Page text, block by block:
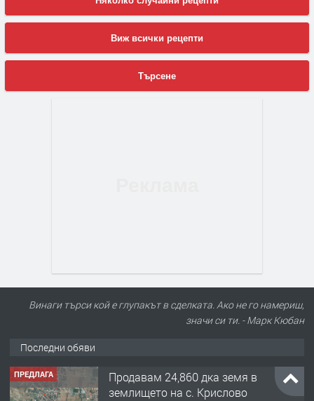
Виж всички рецепти
Търсене
Винаги търси кой е глупакът в сделката. Ако не го намериш,
значи си ти. - Марк Кюбан
Последни обяви
ПРЕДЛАГА
Продавам 24,860 дка земя в
землището на с. Крислово